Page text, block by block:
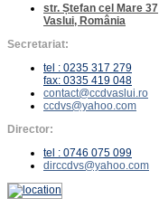
str. Ștefan cel Mare 37
Vaslui, România
Secretariat:
tel : 0235 317 279
fax: 0335 419 048
contact@ccdvaslui.ro
ccdvs@yahoo.com
Director:
tel : 0746 075 099
dirccdvs@yahoo.com